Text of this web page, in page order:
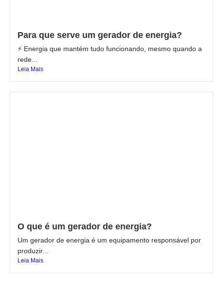
Para que serve um gerador de energia?
⚡ Energia que mantém tudo funcionando, mesmo quando a
rede...
Leia Mais
O que é um gerador de energia?
Um gerador de energia é um equipamento responsável por
produzir...
Leia Mais